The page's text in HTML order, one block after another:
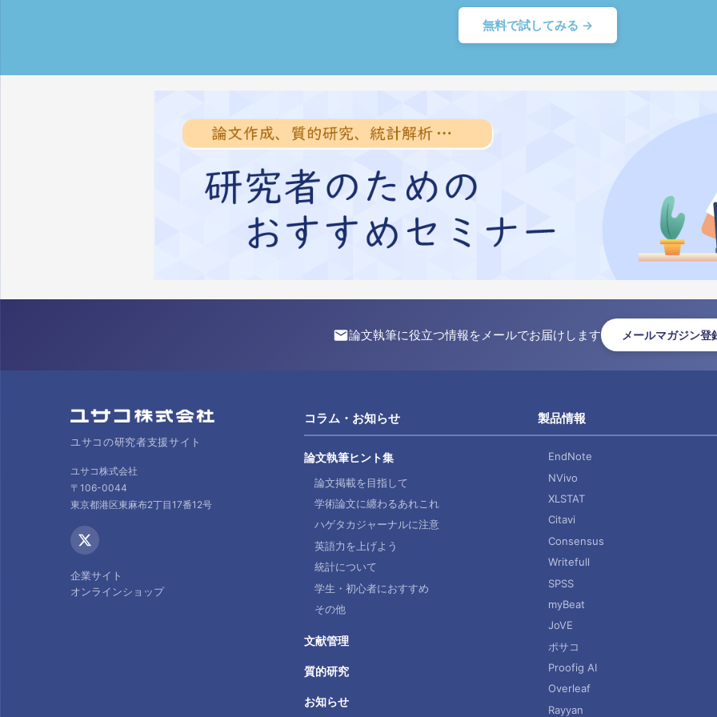
無料で試してみる →
論文執筆に役立つ情報をメールでお届けします メールマガジン登
ユサコの研究者支援サイト
ユサコ株式会社
〒106-0044
東京都港区東麻布2丁目17番12号
企業サイト
オンラインショップ
コラム・お知らせ
論文執筆ヒント集
論文掲載を目指して
学術論文に纏わるあれこれ
ハゲタカジャーナルに注意
英語力を上げよう
統計について
学生・初心者におすすめ
その他
文献管理
質的研究
お知らせ
製品情報
EndNote
NVivo
XLSTAT
Citavi
Consensus
Writefull
SPSS
myBeat
JoVE
ポサコ
Proofig AI
Overleaf
Rayyan